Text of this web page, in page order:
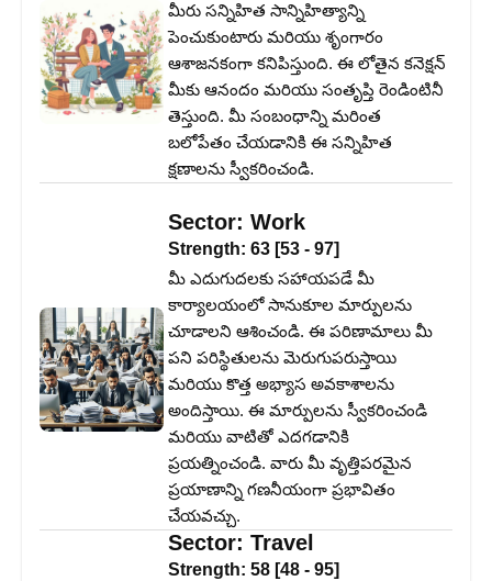
మీరు సన్నిహిత సాన్నిహిత్యాన్ని
పెంచుకుంటారు మరియు శృంగారం
ఆశాజనకంగా కనిపిస్తుంది. ఈ లోతైన కనెక్షన్
మీకు ఆనందం మరియు సంతృప్తి రెండింటినీ
తెస్తుంది. మీ సంబంధాన్ని మరింత
బలోపేతం చేయడానికి ఈ సన్నిహిత
క్షణాలను స్వీకరించండి.
Sector: Work
Strength: 63 [53 - 97]
మీ ఎదుగుదలకు సహాయపడే మీ
కార్యాలయంలో సానుకూల మార్పులను
చూడాలని ఆశించండి. ఈ పరిణామాలు మీ
పని పరిస్థితులను మెరుగుపరుస్తాయి
మరియు కొత్త అభ్యాస అవకాశాలను
అందిస్తాయి. ఈ మార్పులను స్వీకరించండి
మరియు వాటితో ఎదగడానికి
ప్రయత్నించండి. వారు మీ వృత్తిపరమైన
ప్రయాణాన్ని గణనీయంగా ప్రభావితం
చేయవచ్చు.
Sector: Travel
Strength: 58 [48 - 95]